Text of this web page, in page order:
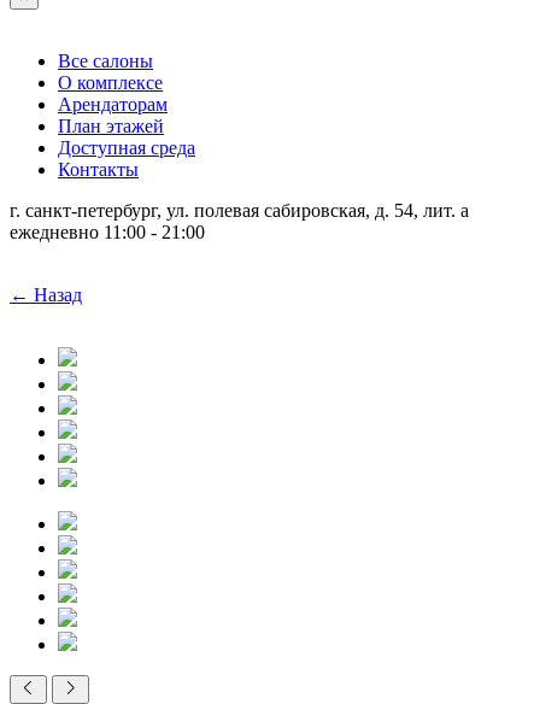
Все салоны
О комплексе
Арендаторам
План этажей
Доступная среда
Контакты
г. санкт-петербург, ул. полевая сабировская, д. 54, лит. а
ежедневно 11:00 - 21:00
← Назад